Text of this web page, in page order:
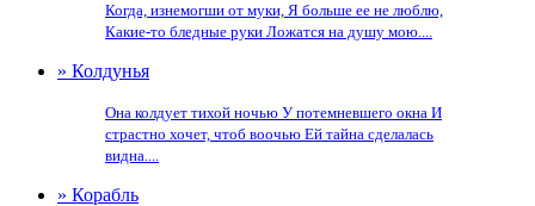
Когда, изнемогши от муки, Я больше ее не люблю,
Какие-то бледные руки Ложатся на душу мою....
» Колдунья
Она колдует тихой ночью У потемневшего окна И
страстно хочет, чтоб воочью Ей тайна сделалась
видна....
» Корабль